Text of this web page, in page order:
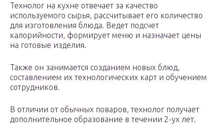
Технолог на кухне отвечает за качество
используемого сырья, рассчитывает его количество
для изготовления блюда. Ведет подсчет
калорийности, формирует меню и назначает цены
на готовые изделия.
Также он занимается созданием новых блюд,
составлением их технологических карт и обучением
сотрудников.
В отличии от обычных поваров, технолог получает
дополнительное образование в течении 2-ух лет.